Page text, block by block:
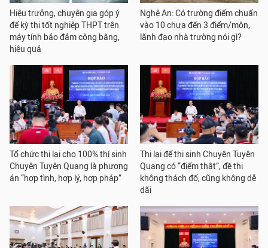
Hiệu trưởng, chuyên gia góp ý
để kỳ thi tốt nghiệp THPT trên
máy tính bảo đảm công bằng,
hiệu quả
Nghệ An: Có trường điểm chuẩn
vào 10 chưa đến 3 điểm/môn,
lãnh đạo nhà trường nói gì?
Tổ chức thi lại cho 100% thí sinh
Chuyên Tuyên Quang là phương
án “hợp tình, hợp lý, hợp pháp”
Thi lại để thi sinh Chuyên Tuyên
Quang có “điểm thật”, đề thi
không thách đố, cũng không dễ
dãi